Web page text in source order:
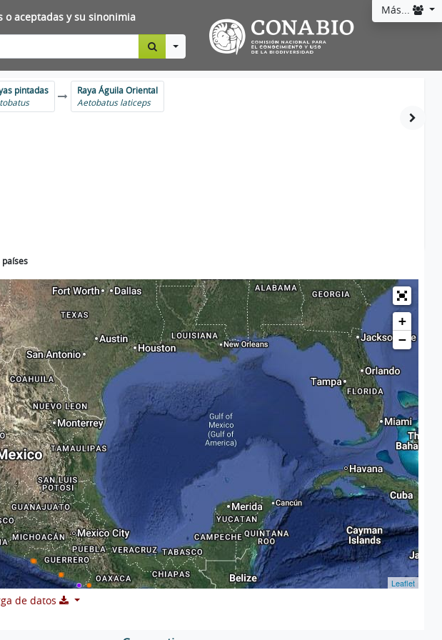
Más...
o aceptadas y su sinonimia
Toggle Dropdown
pintadas
Raya Águila Oriental
Aetobatus laticeps
+
−
Leaflet
de datos